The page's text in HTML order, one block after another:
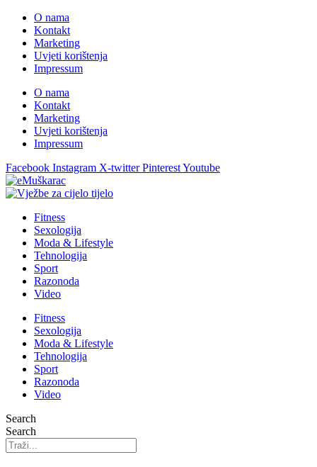
O nama
Kontakt
Marketing
Uvjeti korištenja
Impressum
O nama
Kontakt
Marketing
Uvjeti korištenja
Impressum
Facebook Instagram X-twitter PinterestYoutube
Fitness
Sexologija
Moda & Lifestyle
Tehnologija
Sport
Razonoda
Video
Fitness
Sexologija
Moda & Lifestyle
Tehnologija
Sport
Razonoda
Video
Search
Search